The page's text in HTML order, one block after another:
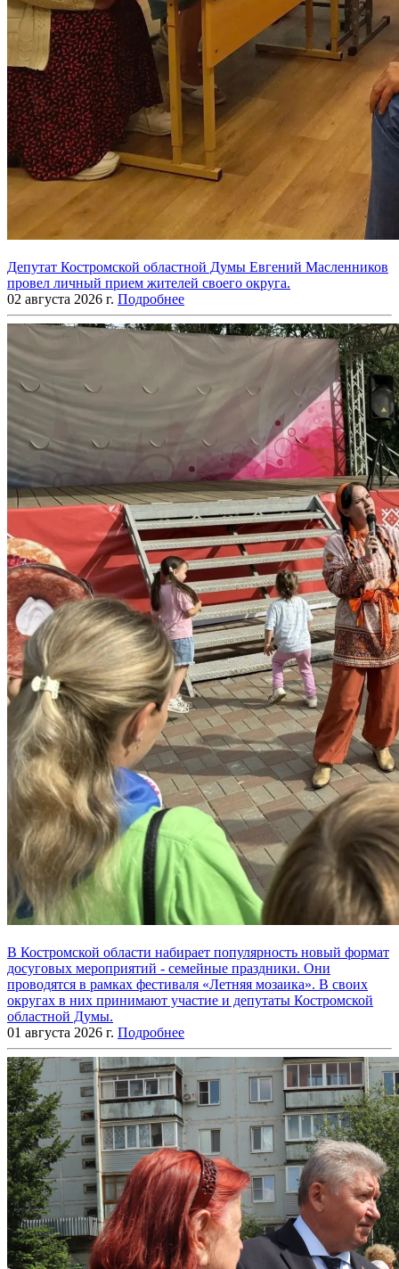
Депутат Костромской областной Думы Евгений Масленников
провел личный прием жителей своего округа.
02 августа 2026 г. Подробнее
В Костромской области набирает популярность новый формат
досуговых мероприятий - семейные праздники. Они
проводятся в рамках фестиваля «Летняя мозаика». В своих
округах в них принимают участие и депутаты Костромской
областной Думы.
01 августа 2026 г. Подробнее